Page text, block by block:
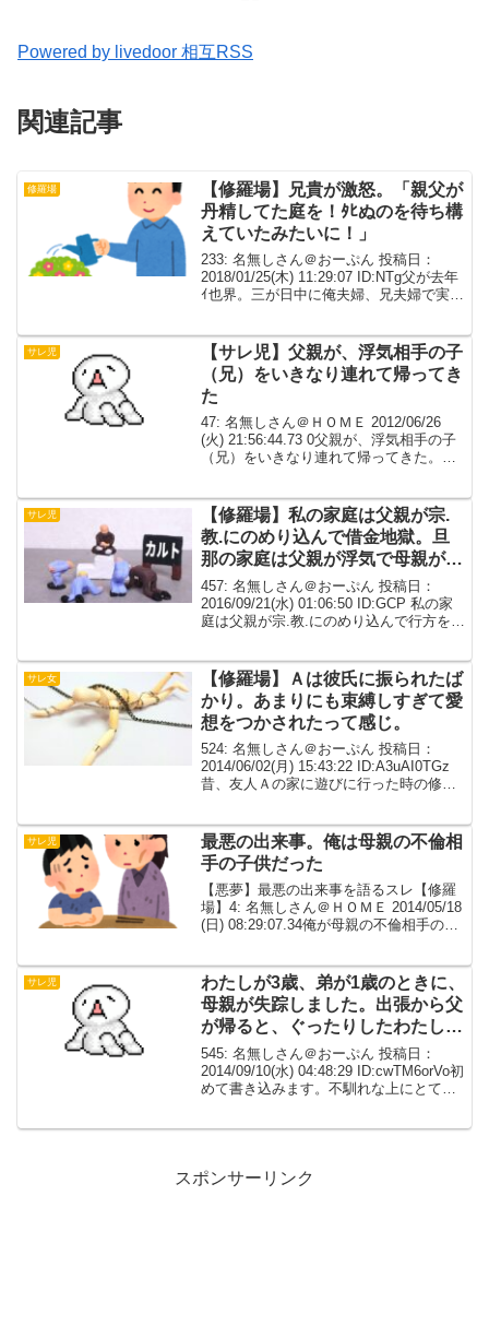
Powered by livedoor 相互RSS
関連記事
修羅場
【修羅場】兄貴が激怒。「親父が
丹精してた庭を！ﾀﾋぬのを待ち構
えていたみたいに！」
233: 名無しさん＠おーぷん 投稿日：
2018/01/25(木) 11:29:07 ID:NTg父が去年
ｲ也界。三が日中に俺夫婦、兄夫婦で実家
さんがいないと手入れする...
サレ児
【サレ児】父親が、浮気相手の子
（兄）をいきなり連れて帰ってき
た
47: 名無しさん＠ＨＯＭＥ 2012/06/26
(火) 21:56:44.73 0父親が、浮気相手の子
（兄）をいきなり連れて帰ってきた。浮
しいんだけど、バレて離婚し...
サレ児
【修羅場】私の家庭は父親が宗.
教.にのめり込んで借金地獄。旦
那の家庭は父親が浮気で母親がス
トレスでﾀﾋ亡
457: 名無しさん＠おーぷん 投稿日：
2016/09/21(水) 01:06:50 ID:GCP 私の家
庭は父親が宗.教.にのめり込んで行方を晦
スでﾀﾋ○し父親が遺産...
サレ女
【修羅場】Ａは彼氏に振られたば
かり。あまりにも束縛しすぎて愛
想をつかされたって感じ。
524: 名無しさん＠おーぷん 投稿日：
2014/06/02(月) 15:43:22 ID:A3uAI0TGz
昔、友人Ａの家に遊びに行った時の修羅
日を前にしてＡは彼氏に...
サレ児
最悪の出来事。俺は母親の不倫相
手の子供だった
【悪夢】最悪の出来事を語るスレ【修羅
場】4: 名無しさん＠ＨＯＭＥ 2014/05/18
(日) 08:29:07.34俺が母親の不倫相手の子
にすまない。だけど、あ...
サレ児
わたしが3歳、弟が1歳のときに、
母親が失踪しました。出張から父
が帰ると、ぐったりしたわたし
と、同じくぐったりした歩行機に
乗せられた弟がいたそうです。
545: 名無しさん＠おーぷん 投稿日：
2014/09/10(水) 04:48:29 ID:cwTM6orVo初
めて書き込みます。不馴れな上にとても
スポンサーリンク